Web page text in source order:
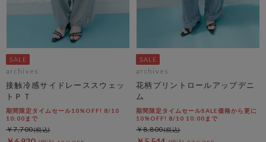
archives
接触冷感サイドレーススウェッ
トＰＴ
期間限定タイムセール10%OFF! 8/10
10:00まで
￥7,700
archives
花柄プリントロールアップデニ
ム
期間限定タイムセールSALE価格から更に
10%OFF! 8/10 10:00まで
￥8,800